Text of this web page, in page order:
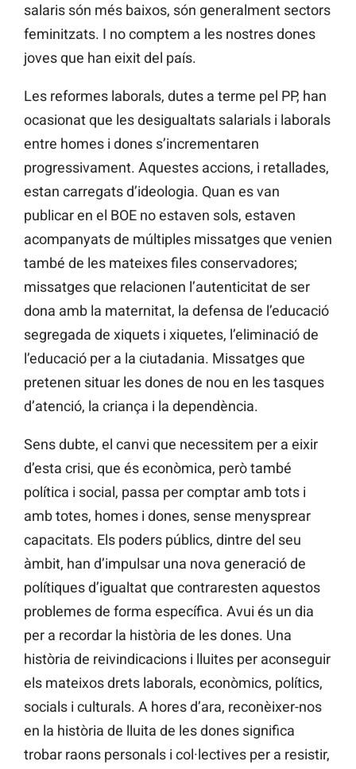
salaris són més baixos, són generalment sectors
feminitzats. I no comptem a les nostres dones
joves que han eixit del país.
Les reformes laborals, dutes a terme pel PP, han
ocasionat que les desigualtats salarials i laborals
entre homes i dones s’incrementaren
progressivament. Aquestes accions, i retallades,
estan carregats d’ideologia. Quan es van
publicar en el BOE no estaven sols, estaven
acompanyats de múltiples missatges que venien
també de les mateixes files conservadores;
missatges que relacionen l’autenticitat de ser
dona amb la maternitat, la defensa de l’educació
segregada de xiquets i xiquetes, l’eliminació de
l’educació per a la ciutadania. Missatges que
pretenen situar les dones de nou en les tasques
d’atenció, la criança i la dependència.
Sens dubte, el canvi que necessitem per a eixir
d’esta crisi, que és econòmica, però també
política i social, passa per comptar amb tots i
amb totes, homes i dones, sense menysprear
capacitats. Els poders públics, dintre del seu
àmbit, han d’impulsar una nova generació de
polítiques d’igualtat que contraresten aquestos
problemes de forma específica. Avui és un dia
per a recordar la història de les dones. Una
història de reivindicacions i lluites per aconseguir
els mateixos drets laborals, econòmics, polítics,
socials i culturals. A hores d’ara, reconèixer-nos
en la història de lluita de les dones significa
trobar raons personals i col·lectives per a resistir,